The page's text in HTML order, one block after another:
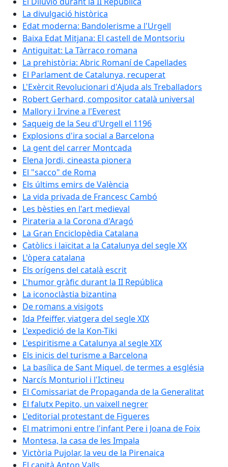
La divulgació històrica
Edat moderna: Bandolerisme a l'Urgell
Baixa Edat Mitjana: El castell de Montsoriu
Antiguitat: La Tàrraco romana
La prehistòria: Abric Romaní de Capellades
El Parlament de Catalunya, recuperat
L'Exèrcit Revolucionari d'Ajuda als Treballadors
Robert Gerhard, compositor català universal
Mallory i Irvine a l'Everest
Saqueig de la Seu d'Urgell el 1196
Explosions d'ira social a Barcelona
La gent del carrer Montcada
Elena Jordi, cineasta pionera
El "sacco" de Roma
Els últims emirs de València
La vida privada de Francesc Cambó
Les bèsties en l'art medieval
Pirateria a la Corona d'Aragó
La Gran Enciclopèdia Catalana
Catòlics i laïcitat a la Catalunya del segle XX
L'òpera catalana
Els orígens del català escrit
L'humor gràfic durant la II República
La iconoclàstia bizantina
De romans a visigots
Ida Pfeiffer, viatgera del segle XIX
L'expedició de la Kon-Tiki
L'espiritisme a Catalunya al segle XIX
Els inicis del turisme a Barcelona
La basílica de Sant Miquel, de termes a església
Narcís Monturiol i l'Ictineu
El Comissariat de Propaganda de la Generalitat
El falutx Pepito, un vaixell negrer
L'editorial protestant de Figueres
El matrimoni entre l'infant Pere i Joana de Foix
Montesa, la casa de les Impala
Victòria Pujolar, la veu de la Pirenaica